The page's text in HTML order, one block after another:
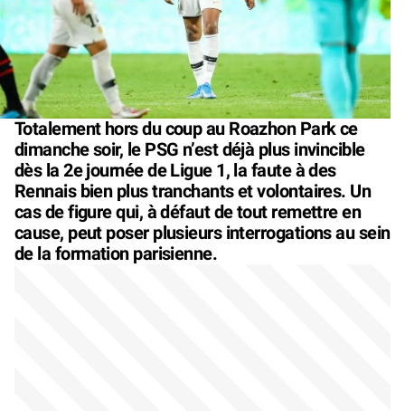
Totalement hors du coup au Roazhon Park ce
dimanche soir, le PSG n’est déjà plus invincible
dès la 2e journée de Ligue 1, la faute à des
Rennais bien plus tranchants et volontaires. Un
cas de figure qui, à défaut de tout remettre en
cause, peut poser plusieurs interrogations au sein
de la formation parisienne.